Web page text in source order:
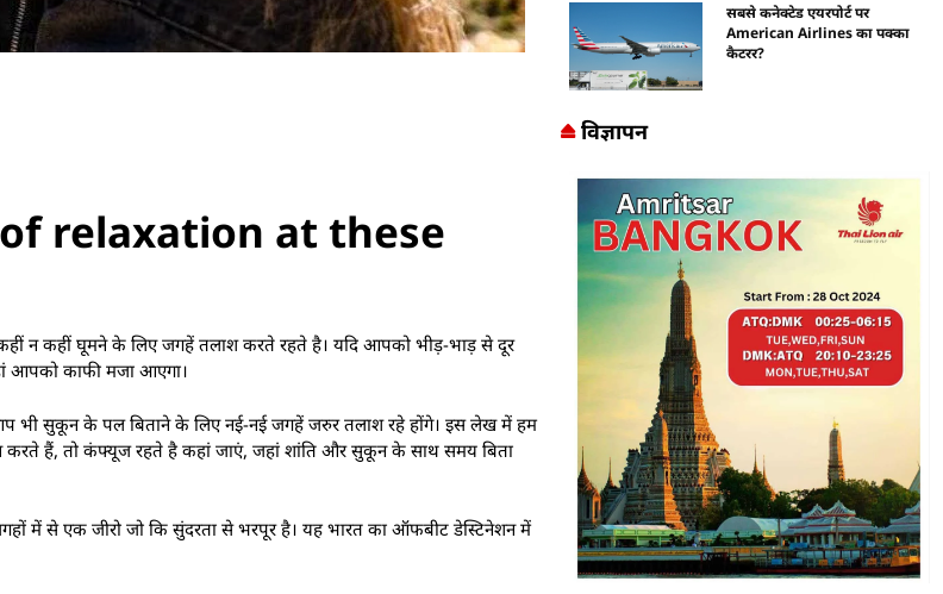
relaxation at these
न कहीं घूमने के लिए जगहें तलाश करते रहते है। यदि आपको भीड़-भाड़ से दूर
आपको काफी मजा आएगा।
भी सुकून के पल बिताने के लिए नई-नई जगहें जरुर तलाश रहे होंगे। इस लेख में हम
हैं, तो कंफ्यूज रहते है कहां जाएं, जहां शांति और सुकून के साथ समय बिता
में से एक जीरो जो कि सुंदरता से भरपूर है। यह भारत का ऑफबीट डेस्टिनेशन में
सबसे कनेक्टेड एयरपोर्ट पर
American Airlines का पक्का
कैटरर?
विज्ञापन